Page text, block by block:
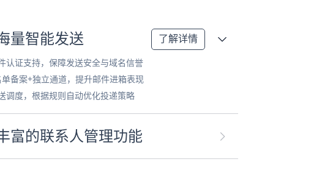
量智能发送 了解详情
认证支持，保障发送安全与域名信誉
单备案+独立通道，提升邮件进箱表现
调度，根据规则自动优化投递策略
富的联系人管理功能